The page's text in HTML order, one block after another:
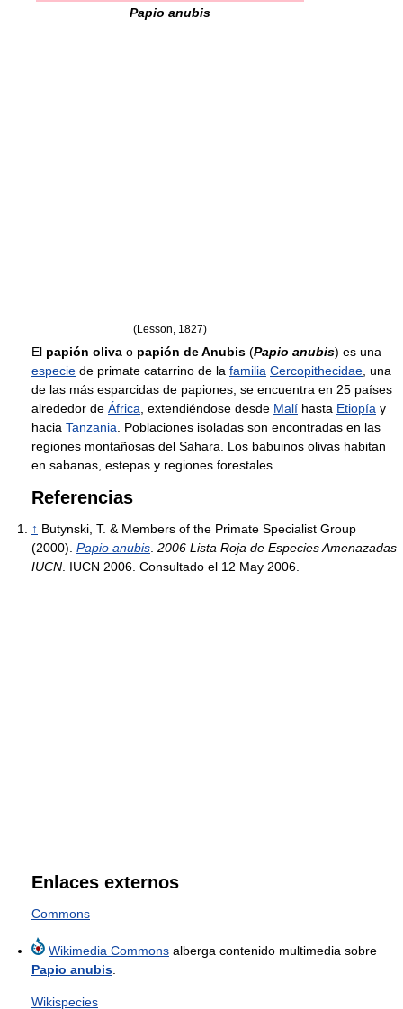
Papio anubis
(Lesson, 1827)
El papión oliva o papión de Anubis (Papio anubis) es una
especie de primate catarrino de la familia Cercopithecidae , una
de las más esparcidas de papiones, se encuentra en 25 países
alrededor de África , extendiéndose desde Malí hasta Etiopía y
hacia Tanzania . Poblaciones isoladas son encontradas en las
regiones montañosas del Sahara. Los babuinos olivas habitan
en sabanas, estepas y regiones forestales.
Referencias
↑ Butynski, T. & Members of the Primate Specialist Group
(2000). Papio anubis 2006 Lista Roja de Especies Amenazadas
IUCN . IUCN 2006. Consultado el 12 May 2006.
Enlaces externos
Commons
Wikimedia Commons alberga contenido multimedia sobre
Papio anubis
Wikispecies